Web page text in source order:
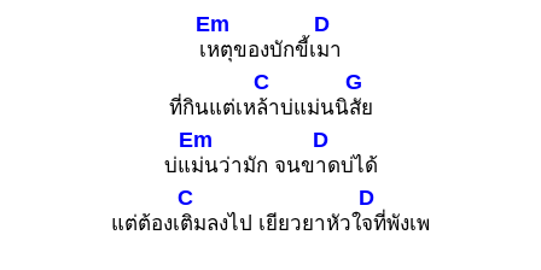
เ
Em
หตุของบักขี้เ
D
มา
ที่กินแต่เห
C
ล้าบ่แม่นนิ
G
สัย
บ่แ
Em
ม่นว่ามัก จนข
D
าดบ่ได้
แต่ต้องเ
C
ติมลงไป เยียวยาหัวใ
D
จที่พังเพ